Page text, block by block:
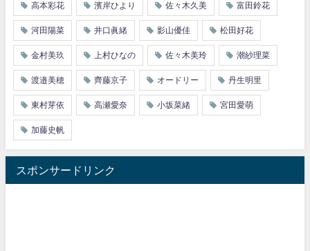
高本彩花 濱岸ひより 佐々木久美 富田鈴花
河田陽菜 井口眞緒 影山優佳 松田好花
金村美玖 上村ひなの 佐々木美玲 潮紗理菜
渡邉美穂 齊藤京子 オードリー 丹生明里
東村芽依 高瀬愛奈 小坂菜緒 宮田愛萌
加藤史帆
スポンサードリンク